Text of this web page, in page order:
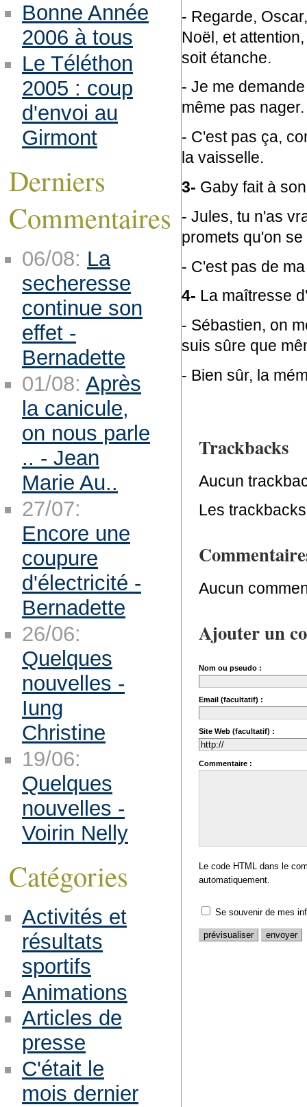
- Regarde,
Noël, et
soit étanche.
- Je me
même pas nager.
- C'est pas ça,
la vaisselle.
3- Gaby fait à
- Jules, tu n'as
promets qu'on
- C'est pas de
4- La maîtresse
- Sébastien, on
suis sûre que
- Bien sûr, la
Trackbacks
Aucun
Les
Aucun
Ajouter un
Nom ou pseudo :
Email (facultatif) :
Site Web (facultatif) :
Commentaire :
Le code HTML dans le
automatiquement.
Se souvenir de mes
Bonne Année
2006 à tous
Le Téléthon
2005 : coup
d'envoi au
Girmont
Derniers
Commentaires
06/08: La
secheresse
continue son
effet -
Bernadette
01/08: Après
la canicule,
on nous parle
.. - Jean
Marie Au..
27/07:
Encore une
coupure
d'électricité -
Bernadette
26/06:
Quelques
nouvelles -
Iung
Christine
19/06:
Quelques
nouvelles -
Voirin Nelly
Catégories
Activités et
résultats
sportifs
Animations
Articles de
presse
C'était le
mois dernier